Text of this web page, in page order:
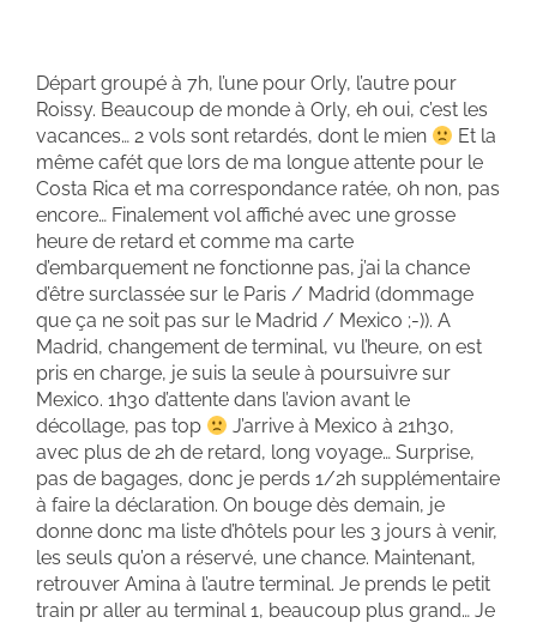
Départ groupé à 7h, l’une pour Orly, l’autre pour
Roissy. Beaucoup de monde à Orly, eh oui, c’est les
vacances… 2 vols sont retardés, dont le mien
Et la
même cafét que lors de ma longue attente pour le
Costa Rica et ma correspondance ratée, oh non, pas
encore… Finalement vol affiché avec une grosse
heure de retard et comme ma carte
d’embarquement ne fonctionne pas, j’ai la chance
d’être surclassée sur le Paris / Madrid (dommage
que ça ne soit pas sur le Madrid / Mexico ;-)). A
Madrid, changement de terminal, vu l’heure, on est
pris en charge, je suis la seule à poursuivre sur
Mexico. 1h30 d’attente dans l’avion avant le
décollage, pas top
J’arrive à Mexico à 21h30,
avec plus de 2h de retard, long voyage… Surprise,
pas de bagages, donc je perds 1/2h supplémentaire
à faire la déclaration. On bouge dès demain, je
donne donc ma liste d’hôtels pour les 3 jours à venir,
les seuls qu’on a réservé, une chance. Maintenant,
retrouver Amina à l’autre terminal. Je prends le petit
train pr aller au terminal 1, beaucoup plus grand… Je